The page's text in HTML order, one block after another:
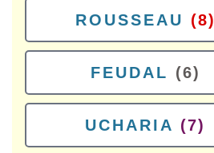
ROUSSEAU (8)
FEUDAL (6)
UCHARIA (7)